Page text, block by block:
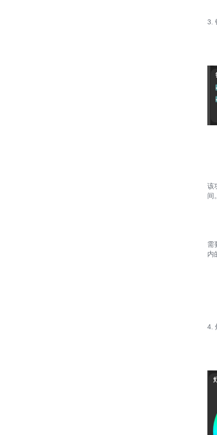
3.
该
间
需
内
4.